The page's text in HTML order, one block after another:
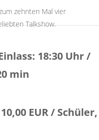
zehnten Mal vier
Talkshow.
18:30 Uhr /
min
EUR / Schüler,